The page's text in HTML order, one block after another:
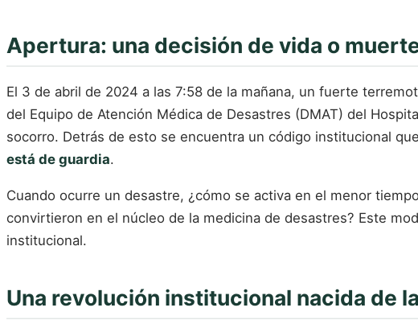
Apertura: una decisión de vida o
El 3 de abril de 2024 a las 7:58 de la mañana, un fuerte
del Equipo de Atención Médica de Desastres (DMAT) del
socorro. Detrás de esto se encuentra un código institucional
está de guardia.
Cuando ocurre un desastre, ¿cómo se activa en el menor
convirtieron en el núcleo de la medicina de desastres? Este
institucional.
Una revolución institucional nacida de